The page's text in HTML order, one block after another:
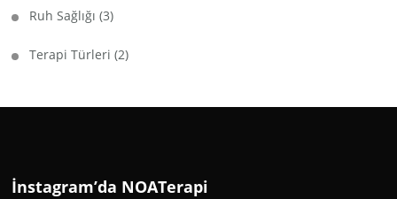
Ruh Sağlığı (3)
Terapi Türleri (2)
İnstagram’da NOATerapi